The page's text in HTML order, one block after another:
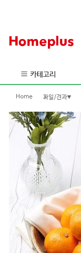
카테고리
Home 과일/견과